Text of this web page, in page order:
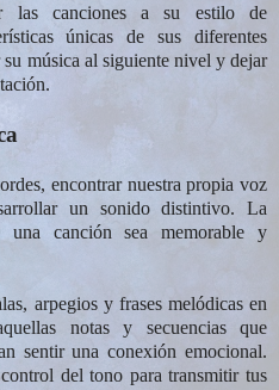
las canciones a su estilo de
únicas de sus diferentes
música al siguiente nivel y dejar
encontrar nuestra propia voz
un sonido distintivo. La
canción sea memorable y
arpegios y frases melódicas en
notas y secuencias que
sentir una conexión emocional.
del tono para transmitir tus